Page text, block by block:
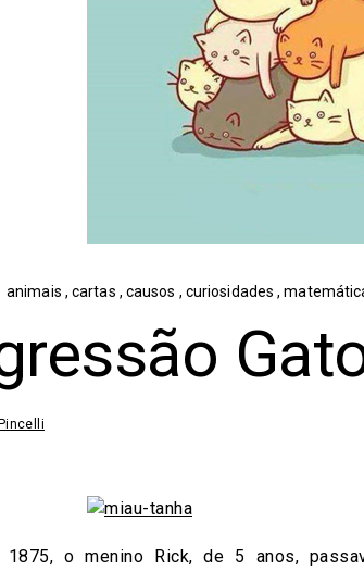
animais ,cartas , causos , curiosidades,
1875, o menino Rick, de 5 anos,